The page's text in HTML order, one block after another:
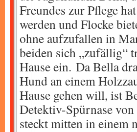
Freundes zur Pflege
werden und Flocke
ohne aufzufallen in
beiden sich „zufällig“
Hause ein. Da Bella
Hund an einem
Hause gehen will, ist
Detektiv-Spürnase
steckt mitten in einem